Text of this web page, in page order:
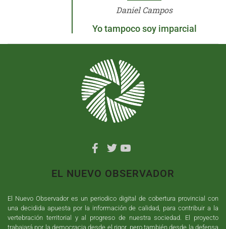
Daniel Campos
Yo tampoco soy imparcial
EL NUEVO OBSERVADOR
El Nuevo Observador es un periodico digital de cobertura provincial con
una decidida apuesta por la información de calidad, para contribuir a la
vertebración territorial y al progreso de nuestra sociedad. El proyecto
trabajará por la democracia desde el rigor, pero también desde la defensa